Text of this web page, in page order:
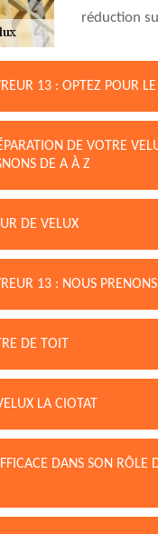
réduction
13 : OPTEZ POUR
DE VOTRE
DE A À Z
DE VELUX
13 : NOUS
DE TOIT
LA CIOTAT
DANS SON RÔLE